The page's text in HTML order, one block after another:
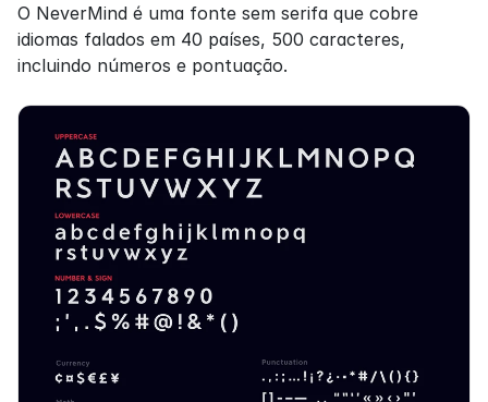
O NeverMind é uma fonte sem serifa que cobre
idiomas falados em 40 países, 500 caracteres,
incluindo números e pontuação.